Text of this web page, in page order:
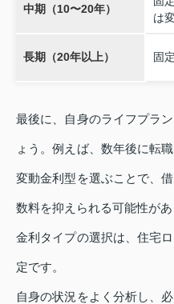
中期（10〜20年）
は
長期（20年以上） 固
最後に、自身のライフプラ
ょう。例えば、数年後に転
変動金利型を選ぶことで、
数料を抑えられる可能性があ
金利タイプの選択は、住宅
定です。
自身の状況をよく分析し、